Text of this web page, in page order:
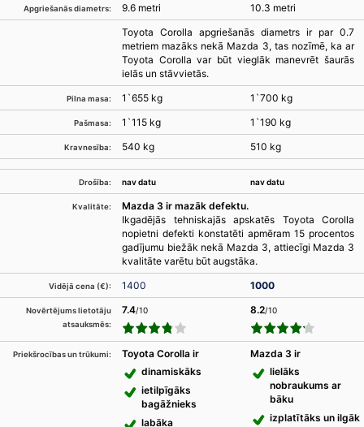
Apgriešanās diametrs: 9.6 metri
10.3 metri
Toyota Corolla apgriešanās diametrs ir par 0.7
metriem mazāks nekā Mazda 3, tas nozīmē, ka ar
Toyota Corolla var būt vieglāk manevrēt šaurās
ielās un stāvvietās.
Pilna masa: 1`655 kg 1`700 kg
Pašmasa: 1`115 kg 1`190 kg
Kravnesība: 540 kg 510 kg
Drošība: nav datu nav datu
Kvalitāte:
Mazda 3 ir mazāk defektu.
Ikgadējās tehniskajās apskatēs Toyota Corolla
nopietni defekti konstatēti apmēram 15 procentos
gadījumu biežāk nekā Mazda 3, attiecīgi Mazda 3
kvalitāte varētu būt augstāka.
Vidējā cena (€): 1400 1000
Novērtējums lietotāju
atsauksmēs:
7.4/10 8.2/10
Priekšrocības un trūkumi:
Toyota Corolla ir
dinamiskāks
ietilpīgāks
bagāžnieks
labāka
Mazda 3 ir
lielāks
nobraukums ar
bāku
izplatītāks un ilgāk